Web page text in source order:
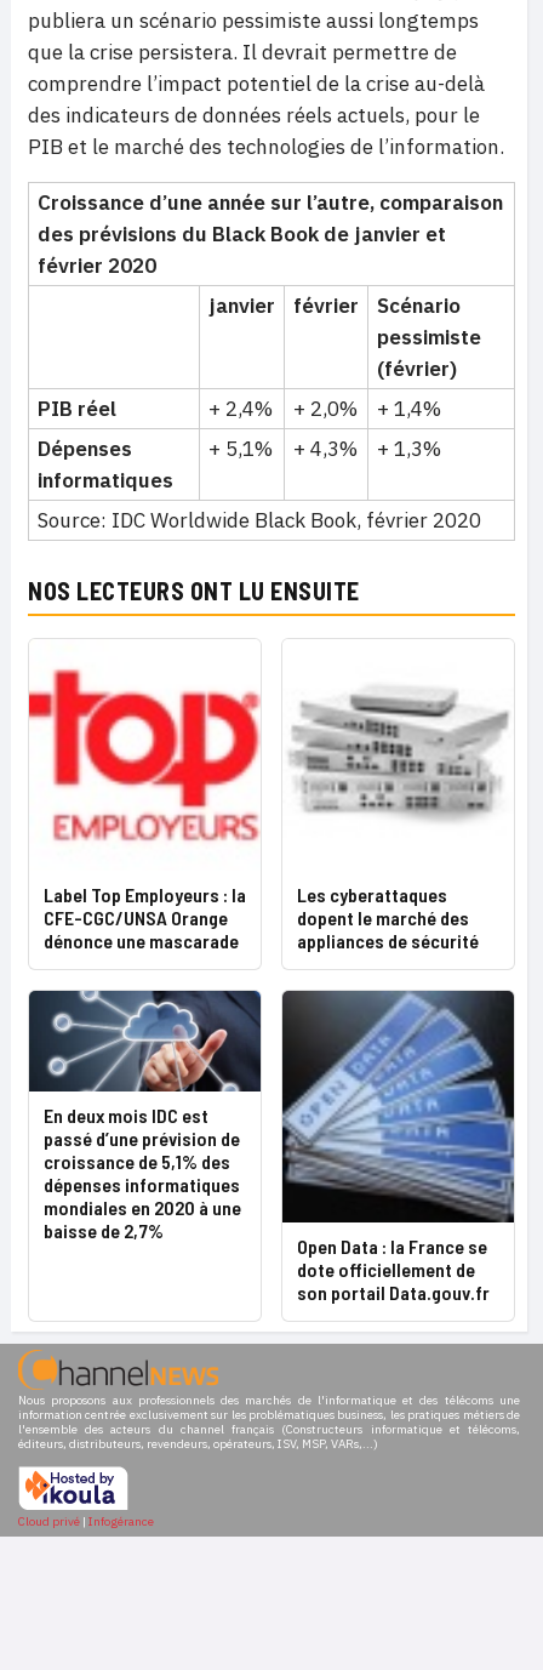
publiera un scénario pessimiste aussi longtemps
que la crise persistera. Il devrait permettre de
comprendre l’impact potentiel de la crise au-delà
des indicateurs de données réels actuels, pour le
PIB et le marché des technologies de l’information.
Croissance d’une année sur l’autre, comparaison
des prévisions du Black Book de janvier et
février 2020
janvier
février
Scénario
pessimiste
(février)
PIB réel
+ 2,4% + 2,0%
+ 1,4%
Dépenses
informatiques
+ 5,1% + 4,3% + 1,3%
Source: IDC Worldwide Black Book, février 2020
NOS LECTEURS ONT LU ENSUITE
Label Top Employeurs : la
CFE-CGC/UNSA Orange
dénonce une mascarade
Les cyberattaques
dopent le marché des
appliances de sécurité
En deux mois IDC est
passé d’une prévision de
croissance de 5,1% des
dépenses informatiques
mondiales en 2020 à une
baisse de 2,7%
Open Data : la France se
dote officiellement de
son portail Data.gouv.fr
Nous proposons aux professionnels des marchés de l'informatique et des télécoms une
information centrée exclusivement sur les problématiques business, les pratiques métiers de
l'ensemble des acteurs du channel français (Constructeurs informatique et télécoms,
éditeurs, distributeurs, revendeurs, opérateurs, ISV, MSP, VARs,...)
Cloud privé | Infogérance